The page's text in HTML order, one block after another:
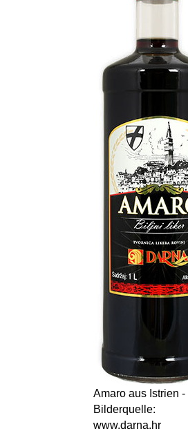
Amaro aus Istrien -
Bilderquelle:
www.darna.hr